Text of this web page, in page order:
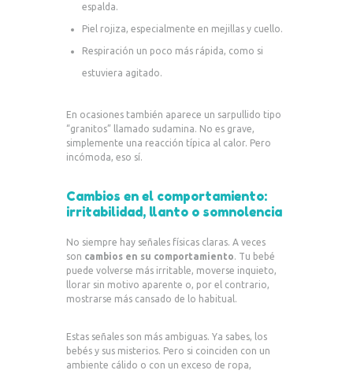
espalda.
Piel rojiza, especialmente en mejillas y cuello.
Respiración un poco más rápida, como si
estuviera agitado.
En ocasiones también aparece un sarpullido tipo
“granitos” llamado sudamina. No es grave,
simplemente una reacción típica al calor. Pero
incómoda, eso sí.
Cambios en el comportamiento:
irritabilidad, llanto o somnolencia
No siempre hay señales físicas claras. A veces
son cambios en su comportamiento. Tu bebé
puede volverse más irritable, moverse inquieto,
llorar sin motivo aparente o, por el contrario,
mostrarse más cansado de lo habitual.
Estas señales son más ambiguas. Ya sabes, los
bebés y sus misterios. Pero si coinciden con un
ambiente cálido o con un exceso de ropa,